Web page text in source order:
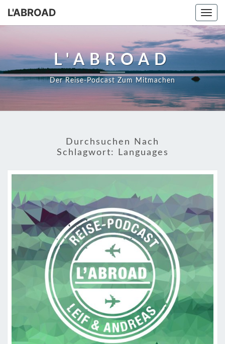
Skip
L'ABROAD
L'ABROAD
Der Reise-Podcast Zum Mitmachen
Durchsuchen Nach
Schlagwort:
Languages